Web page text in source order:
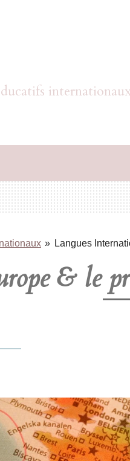
» Langues
& le